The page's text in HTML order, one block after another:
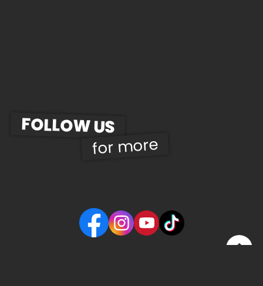
FOLLOW US
for more